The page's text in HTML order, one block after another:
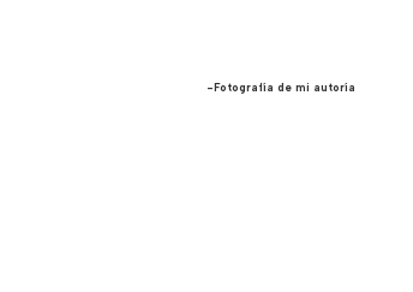
-Fotografía de mi autoría